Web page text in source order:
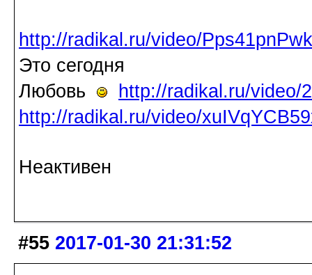
http://radikal.ru/video/
Это сегодня
Любовь
http://radikal.ru/video/
http://radikal.ru/video/
Неактивен
#55 2017-01-30 21:31:52